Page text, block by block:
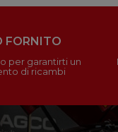
FORNITO
per garantirti un
di ricambi